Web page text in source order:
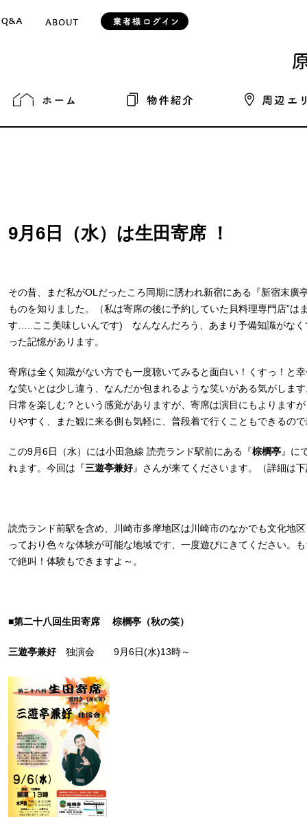
9月6日（水）は生田寄席 ！
その昔、まだ私がOLだったころ同期に誘われ新宿にある『新宿末廣
ものを知りました。（私は寄席の後に予約していた貝料理専門店”は
す…..ここ美味しいんです) なんなんだろう、あまり予備知識がなく
った記憶があります。
寄席は全く知識がない方でも一度聴いてみると面白い！くすっ！と
な笑いとは少し違う、なんだか包まれるような笑いがある気がしま
日常を楽しむ？という感覚がありますが、寄席は演目にもよります
りやすく、また観に来る側も気軽に、普段着で行くこともできるの
この9月6日（水）には小田急線 読売ランド駅前にある『棕櫚亭』に
れます。今回は『三遊亭兼好』さんが来てくださいます。（詳細は
読売ランド前駅を含め、川崎市多摩地区は川崎市のなかでも文化地
っており色々な体験が可能な地域です、一度遊びにきてください。
で絶叫！体験もできますよ～。
■第二十八回生田寄席 棕櫚亭（秋の笑）
三遊亭兼好独演会 9月6日(水)13時～